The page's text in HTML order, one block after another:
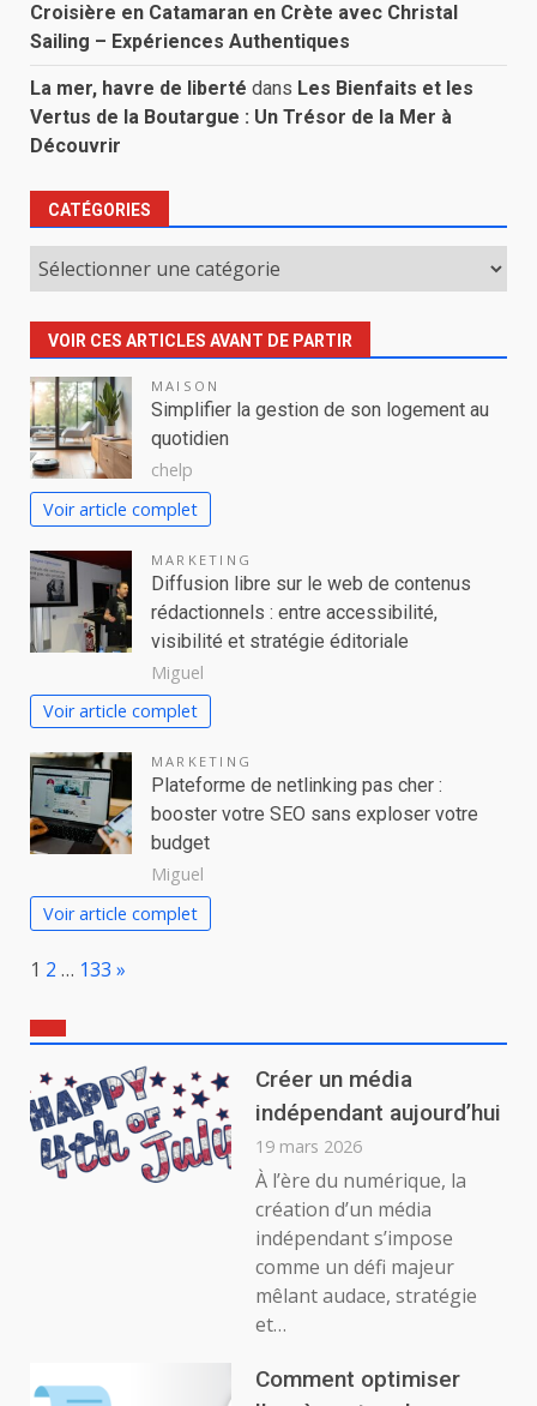
Croisière en Catamaran en Crète avec Christal
Sailing – Expériences Authentiques
La mer, havre de liberté dans Les Bienfaits et les
Vertus de la Boutargue : Un Trésor de la Mer à
Découvrir
CATÉGORIES
Catégories
VOIR CES ARTICLES AVANT DE PARTIR
MAISON
Simplifier la gestion de son logement au
quotidien
chelp
Voir article complet
MARKETING
Diffusion libre sur le web de contenus
rédactionnels : entre accessibilité,
visibilité et stratégie éditoriale
Miguel
Voir article complet
MARKETING
Plateforme de netlinking pas cher :
booster votre SEO sans exploser votre
budget
Miguel
Voir article complet
Page:
1 2 … 133 Next
»
Créer un média
indépendant aujourd’hui
19 mars 2026
À l’ère du numérique, la
création d’un média
indépendant s’impose
comme un défi majeur
mêlant audace, stratégie
et…
Comment optimiser